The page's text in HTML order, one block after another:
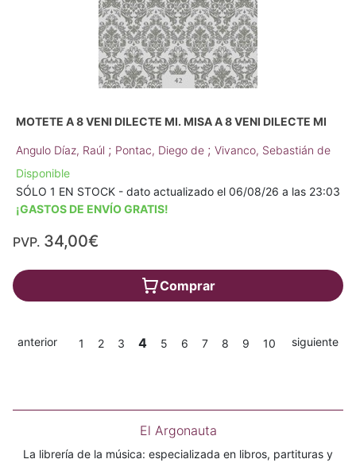
MOTETE A 8 VENI DILECTE MI. MISA A 8 VENI DILECTE MI
Angulo Díaz, Raúl ; Pontac, Diego de ; Vivanco, Sebastián de
Disponible
SÓLO 1 EN STOCK - dato actualizado el 06/08/26 a las 23:03
¡GASTOS DE ENVÍO GRATIS!
PVP. 34,00€
Comprar
anterior 1 2 3 4 5 6 7 8 9 10 siguiente
El Argonauta
La librería de la música: especializada en libros, partituras y